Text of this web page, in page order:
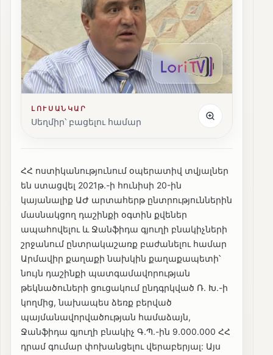
ԼՈՒՍԱՆԿԱՐ
Սեղմիր՝ բացելու համար
ՀՀ ոստիկանությունում օպերատիվ տվյալներ
են ստացվել 2021թ.-ի հունիսի 20-ին
կայանալիք ԱԺ արտահերթ ընտրություններին
մասնակցող դաշինքի օգտին քվեներ
ապահովելու և Ջանֆիդա գյուղի բնակիչների
շրջանում ընտրակաշառք բաժանելու համար
Արմավիր քաղաքի նախկին քաղաքապետի՝
նույն դաշինքի պատգամավորության
թեկնածուների ցուցակում ընդգրկված Ռ. Խ.-ի
կողմից, նախապես ձեռք բերված
պայմանավորվածության համաձայն,
Ջանֆիդա գյուղի բնակիչ Գ.Պ.-ին 9.000.000 ՀՀ
դրամ գումար փոխանցելու վերաբերյալ: Այս